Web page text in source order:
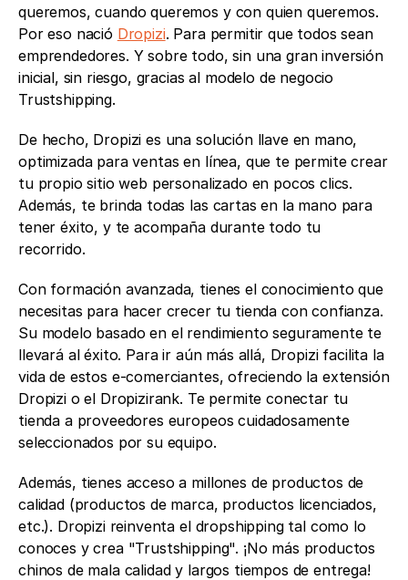
queremos, cuando queremos y con quien queremos.
Por eso nació Dropizi. Para permitir que todos sean
emprendedores. Y sobre todo, sin una gran inversión
inicial, sin riesgo, gracias al modelo de negocio
Trustshipping.
De hecho, Dropizi es una solución llave en mano,
optimizada para ventas en línea, que te permite crear
tu propio sitio web personalizado en pocos clics.
Además, te brinda todas las cartas en la mano para
tener éxito, y te acompaña durante todo tu
recorrido.
Con formación avanzada, tienes el conocimiento que
necesitas para hacer crecer tu tienda con confianza.
Su modelo basado en el rendimiento seguramente te
llevará al éxito. Para ir aún más allá, Dropizi facilita la
vida de estos e-comerciantes, ofreciendo la extensión
Dropizi o el Dropizirank. Te permite conectar tu
tienda a proveedores europeos cuidadosamente
seleccionados por su equipo.
Además, tienes acceso a millones de productos de
calidad (productos de marca, productos licenciados,
etc.). Dropizi reinventa el dropshipping tal como lo
conoces y crea "Trustshipping". ¡No más productos
chinos de mala calidad y largos tiempos de entrega!